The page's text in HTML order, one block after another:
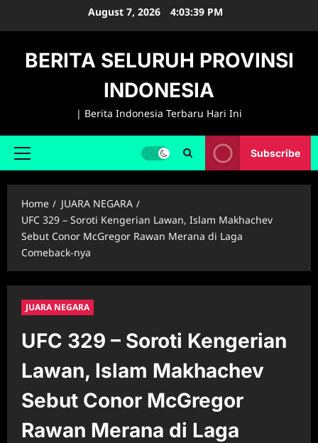
August 7, 2026 4:03:40 PM
BERITA SELURUH PROVINSI
INDONESIA
| Berita Indonesia Terbaru Hari Ini
Primary
Subscribe
Home
JUARA NEGARA
UFC 329 – Soroti Kengerian Lawan, Islam Makhachev
Sebut Conor McGregor Rawan Merana di Laga
Comeback-nya
JUARA NEGARA
UFC 329 – Soroti Kengerian
Lawan, Islam Makhachev
Sebut Conor McGregor
Rawan Merana di Laga